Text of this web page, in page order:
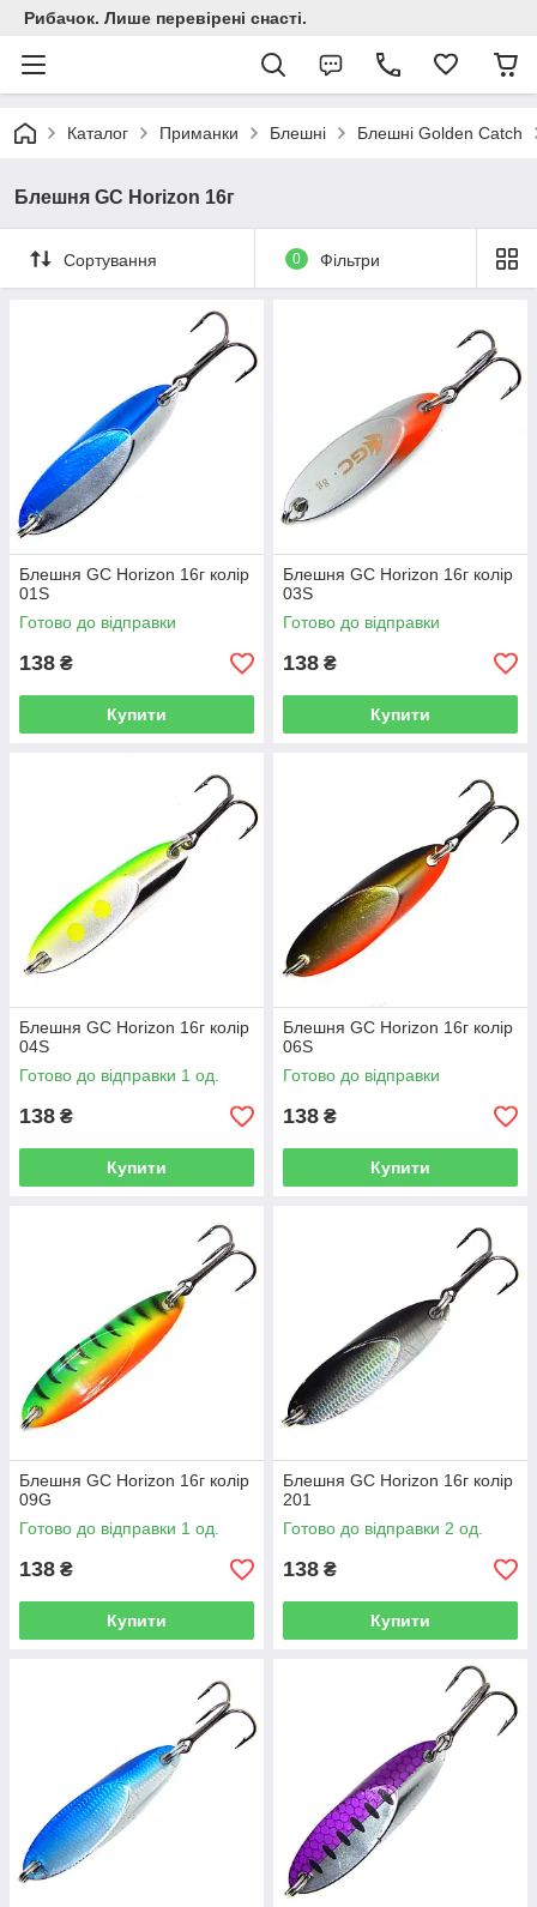
Рибачок. Лише перевірені снасті.
Каталог Приманки Блешні Блешні Golden Catch
Блешня GC Horizon 16г
Сортування 0 Фільтри
Блешня GC Horizon 16г колір
01S
Готово до відправки
138 ₴
Купити
Блешня GC Horizon 16г колір
03S
Готово до відправки
138 ₴
Купити
Блешня GC Horizon 16г колір
04S
Готово до відправки 1 од.
138 ₴
Купити
Блешня GC Horizon 16г колір
06S
Готово до відправки
138 ₴
Купити
Блешня GC Horizon 16г колір
09G
Готово до відправки 1 од.
138 ₴
Купити
Блешня GC Horizon 16г колір
201
Готово до відправки 2 од.
138 ₴
Купити